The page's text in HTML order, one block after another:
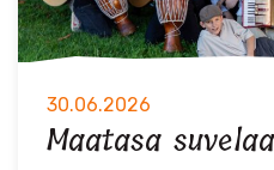
30.06.2026
Maatasa